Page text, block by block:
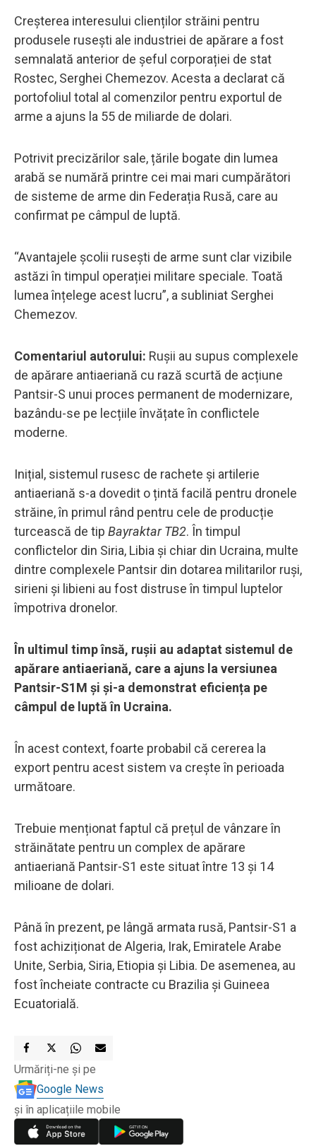
Creșterea interesului clienților străini pentru
produsele rusești ale industriei de apărare a fost
semnalată anterior de șeful corporației de stat
Rostec, Serghei Chemezov. Acesta a declarat că
portofoliul total al comenzilor pentru exportul de
arme a ajuns la 55 de miliarde de dolari.
Potrivit precizărilor sale, țările bogate din lumea
arabă se numără printre cei mai mari cumpărători
de sisteme de arme din Federația Rusă, care au
confirmat pe câmpul de luptă.
“Avantajele școlii rusești de arme sunt clar vizibile
astăzi în timpul operației militare speciale. Toată
lumea înțelege acest lucru”, a subliniat Serghei
Chemezov.
Comentariul autorului: Rușii au supus complexele
de apărare antiaeriană cu rază scurtă de acțiune
Pantsir-S unui proces permanent de modernizare,
bazându-se pe lecțiile învățate în conflictele
moderne.
Inițial, sistemul rusesc de rachete și artilerie
antiaeriană s-a dovedit o țintă facilă pentru dronele
străine, în primul rând pentru cele de producție
turcească de tip Bayraktar TB2. În timpul
conflictelor din Siria, Libia și chiar din Ucraina, multe
dintre complexele Pantsir din dotarea militarilor ruși,
sirieni și libieni au fost distruse în timpul luptelor
împotriva dronelor.
În ultimul timp însă, rușii au adaptat sistemul de
apărare antiaeriană, care a ajuns la versiunea
Pantsir-S1M și și-a demonstrat eficiența pe
câmpul de luptă în Ucraina.
În acest context, foarte probabil că cererea la
export pentru acest sistem va crește în perioada
următoare.
Trebuie menționat faptul că prețul de vânzare în
străinătate pentru un complex de apărare
antiaeriană Pantsir-S1 este situat între 13 și 14
milioane de dolari.
Până în prezent, pe lângă armata rusă, Pantsir-S1 a
fost achiziționat de Algeria, Irak, Emiratele Arabe
Unite, Serbia, Siria, Etiopia și Libia. De asemenea, au
fost încheiate contracte cu Brazilia și Guineea
Ecuatorială.
Urmăriți-ne și pe
Google News
și în aplicațiile mobile